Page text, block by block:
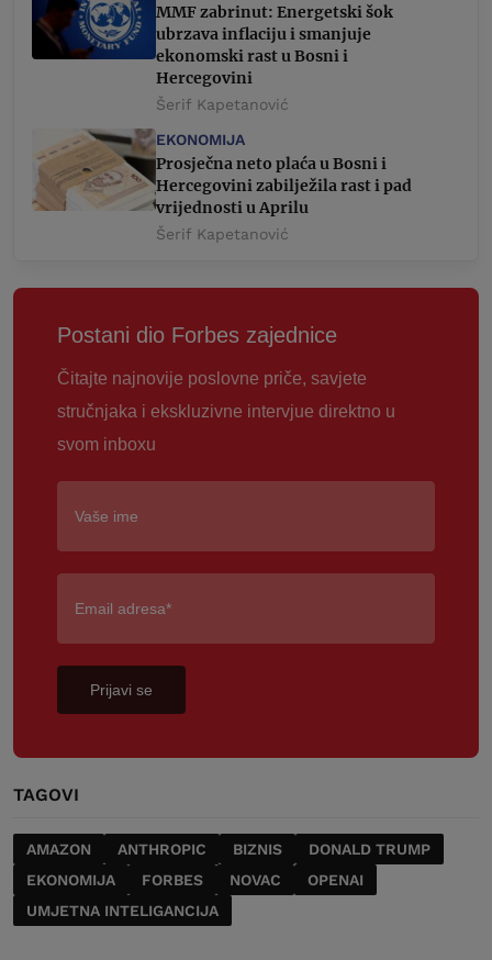
MMF zabrinut: Energetski šok
ubrzava inflaciju i smanjuje
ekonomski rast u Bosni i
Hercegovini
Šerif Kapetanović
EKONOMIJA
Prosječna neto plaća u Bosni i
Hercegovini zabilježila rast i pad
vrijednosti u Aprilu
Šerif Kapetanović
Postani dio Forbes zajednice
Čitajte najnovije poslovne priče, savjete
stručnjaka i ekskluzivne intervjue direktno u
svom inboxu
Prijavi se
TAGOVI
AMAZON ANTHROPIC BIZNIS
DONALD TRUMP
EKONOMIJA
FORBES NOVAC
OPENAI
UMJETNA INTELIGANCIJA